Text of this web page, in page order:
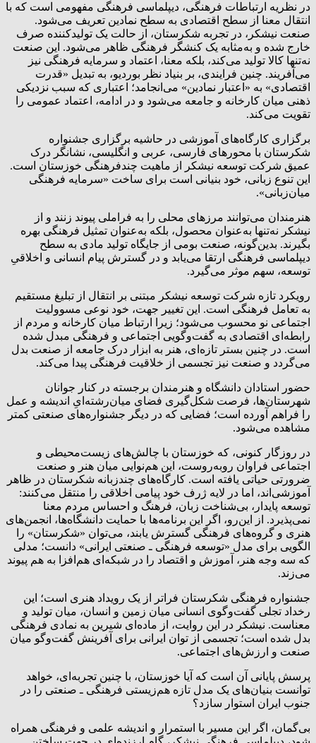
در نظریه ارتباطات فرهنگی، دیپلماسی فرهنگی مفهومی است که با
انتقال معنا از سطح اقتصادی به سطح نمادین تعریف می‌شود.
صنعت نیشکر، در تجربه شکرستان، از حالت یک تولیدکننده صرف
خارج شده و به‌مثابه یک کنشگر فرهنگی ظاهر می‌شود. این صنعت
نه‌تنها کالا تولید می‌کند، بلکه معنا، اعتماد و سرمایه فرهنگی نیز
می‌آفریند. چنین فرایندی، بر بنیاد نظر بوردیو، به تبدیل «قدرت
اقتصادی» به «اعتبار نمادین» می‌انجامد؛ اعتباری که سبب نزدیکی
ذهنی میان کارخانه و جامعه می‌شود و در ادامه، اعتماد عمومی را
تقویت می‌کند.
برگزاری کارگاه‌های آموزشی در حاشیه برگزاری جشنواره
شکرستان با محورهای فارسی، عربی و انگلیسی، نشانگر درک
عمیق شرکت توسعه نیشکر از ماهیت چندفرهنگی خوزستان است.
این تنوع زبانی، خود بنیانی است برای ساخت «سرمایه فرهنگی
میان‌زبانی».
هنرمندان می‌توانند مرزهای محلی را به فراملی پیوند زنند و از
نیشکر نه‌تنها به‌عنوان محصول، بلکه به‌عنوان تمثیل فرهنگی بهره
بگیرند. بدین‌گونه، صنعت بومی از جایگاه تولید مادی به سطح
دیپلماسی فرهنگی ارتقا می‌یابد و در گسترش پیام انسانی و اخلاقیِ
توسعه، سهم موثر می‌گیرد.
رویکرد تازه شرکت توسعه نیشکر مبتنی بر انتقال از تبلیغ مستقیم
به تعامل فرهنگی است. این تغییر جهت، خود نوعی مسوولیت
اجتماعی نو محسوب می‌شود؛ زیرا ارتباط میان کارخانه و مردم از
رابطه‌ای اقتصادی به گفت‌وگویی اجتماعی و فرهنگی مبدل شده
است. در چنین بستر تازه‌ای، هنر به ابزار درک جامعه از صنعت بدل
می‌گردد و صنعت نیز تجسمی از خلاقیت فرهنگی پیدا می‌کند.
حضور استادان دانشگاه و هنرمندان برجسته در کنار جوانان
شهرستان‌ها، فرصت شکل‌گیری فضای میان‌رشته‌ایِ اندیشه و عمل
را فراهم آورده است؛ فضایی که در دیگر جشنواره‌های صنعتی کمتر
مشاهده می‌شود.
در روزگار کنونی، که خوزستان با چالش‌های زیست‌محیطی و
اجتماعی فراوان روبه‌روست، این هم‌نوایی میان هنر و صنعت
ضرورتی حیاتی یافته است. کارگاه‌های چندزبانه شکرستان در ظاهر
آموزشی‌اند، اما در لایه ژرف خود پیامی اخلاقی را منتقل می‌کنند:
توسعه پایدار، بی‌شناخت زبان، فرهنگ و احساس مردم معنا
نمی‌پذیرد. از این‌رو، اگر این برنامه‌ها با حمایت دانشگاه‌ها، انجمن‌های
هنری و گروه‌های فرهنگی گسترش یابند، می‌توان «شکرستان» را
الگویی برای مدل «توسعه فرهنگی ـ صنعتی ایرانی» دانست؛ مدلی
که سه وجه هنر، آموزش و اقتصاد را در شبکه‌ای هم‌افزا به هم پیوند
می‌زند.
جشنواره فرهنگی شکرستان فراتر از یک رویداد هنری است؛ این
رخداد تجلی گفت‌وگوی انسانی میان زمین و انسان، میان تولید و
معناست. نیشکر در این روایت، از ماده‌ای شیرین به نمادی فرهنگی
بدل شده است؛ تجسمی از توان ایرانی برای آفرینش گفت‌وگو میان
صنعت و ارزش‌های اجتماعی.
پرسش پایانی آن است که آیا خوزستان، با چنین تجربه‌ای، خواهد
توانست بنیان‌های یک مدل تازه هم‌زیستی فرهنگی ـ صنعتی را در
جنوب ایران استوار سازد؟
بی‌گمان، اگر این مسیر با استمرار و اندیشه علمی و فرهنگی همراه